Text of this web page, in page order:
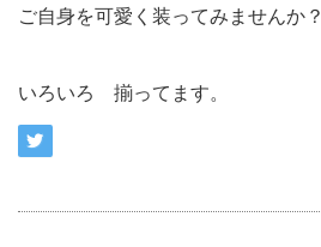
ご自身を可愛く装ってみませんか？
いろいろ 揃ってます。